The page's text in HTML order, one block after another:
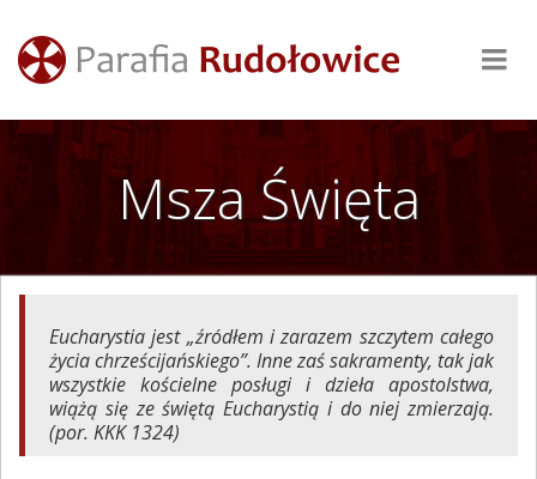
Msza Święta
Eucharystia jest „źródłem i zarazem szczytem całego
życia chrześcijańskiego”. Inne zaś sakramenty, tak jak
wszystkie kościelne posługi i dzieła apostolstwa,
wiążą się ze świętą Eucharystią i do niej zmierzają.
(por. KKK 1324)